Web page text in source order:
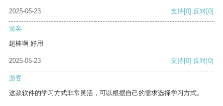
2025-05-23 支持[0] 反对[0]
游客
超棒啊 好用
2025-05-23 支持[0] 反对[0]
游客
这款软件的学习方式非常灵活，可以根据自己的需求选择学习方式。